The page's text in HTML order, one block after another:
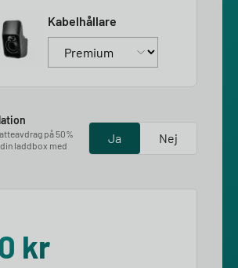
Kabelhållare
på 50%
laddbox med
Ja Nej
kr